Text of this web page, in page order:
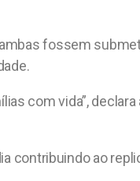
fossem
com vida”, declara
contribuindo ao